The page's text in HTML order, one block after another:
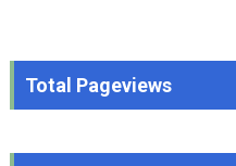
Total Pageviews